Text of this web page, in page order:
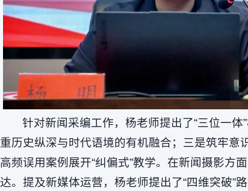
针对新闻采编工作，杨老师提出了“三位一
重历史纵深与时代语境的有机融合；三是筑牢
高频误用案例展开“纠偏式”教学。在新闻摄影
达。提及新媒体运营，杨老师提出了“四维突破”